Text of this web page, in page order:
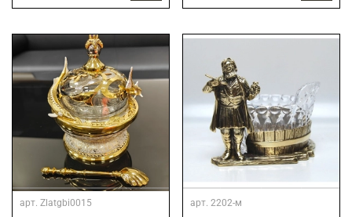
арт. Zlatgbi0015 арт. 2202-м